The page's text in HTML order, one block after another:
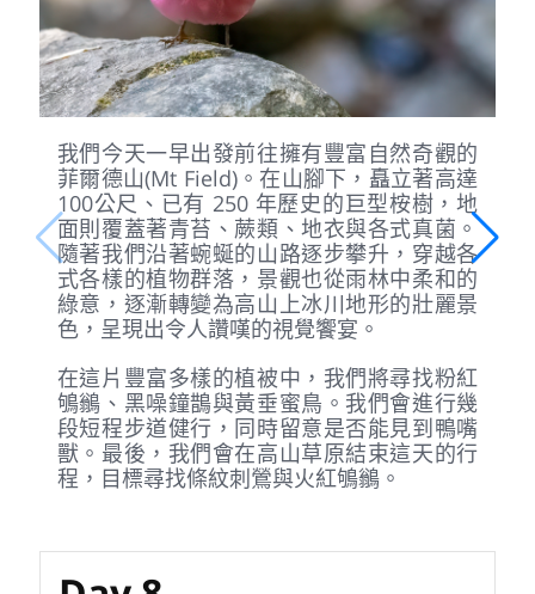
我們今天一早出發前往擁有豐富自然奇觀的
菲爾德山(Mt Field)。在山腳下，矗立著高達
100公尺、已有 250 年歷史的巨型桉樹，地
面則覆蓋著青苔、蕨類、地衣與各式真菌。
隨著我們沿著蜿蜒的山路逐步攀升，穿越各
式各樣的植物群落，景觀也從雨林中柔和的
綠意，逐漸轉變為高山上冰川地形的壯麗景
色，呈現出令人讚嘆的視覺饗宴。
在這片豐富多樣的植被中，我們將尋找粉紅
鴝鶲、黑噪鐘鵲與黃垂蜜鳥。我們會進行幾
段短程步道健行，同時留意是否能見到鴨嘴
獸。最後，我們會在高山草原結束這天的行
程，目標尋找條紋刺鶯與火紅鴝鶲。